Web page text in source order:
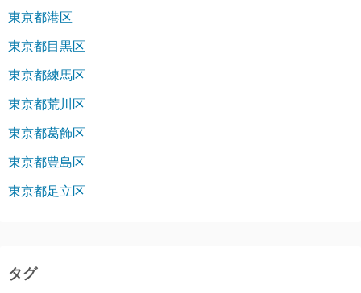
東京都港区
東京都目黒区
東京都練馬区
東京都荒川区
東京都葛飾区
東京都豊島区
東京都足立区
タグ